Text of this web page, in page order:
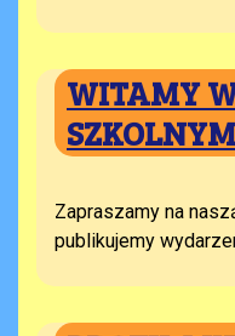
WITAMY
SZKOLNYM
Zapraszamy na
publikujemy